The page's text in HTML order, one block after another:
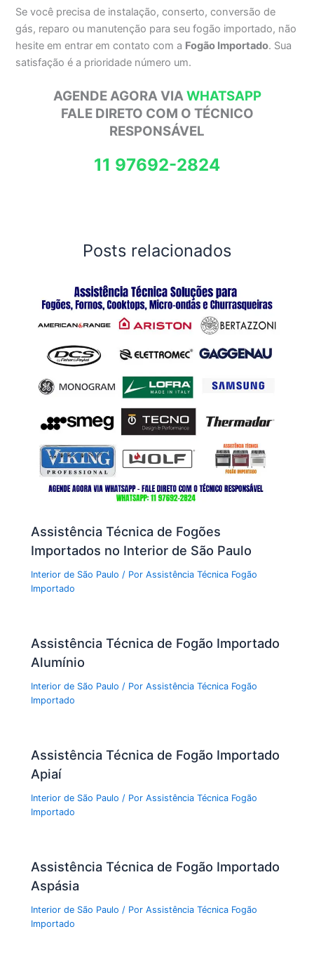
Se você precisa de instalação, conserto, conversão de
gás, reparo ou manutenção para seu fogão importado, não
hesite em entrar em contato com a Fogão Importado. Sua
satisfação é a prioridade número um.
AGENDE AGORA VIAWHATSAPP
FALE DIRETO COM O TÉCNICO
RESPONSÁVEL
11 97692-2824
Posts relacionados
Assistência Técnica de Fogões
Importados no Interior de São Paulo
Interior de São Paulo / PorAssistência Técnica Fogão
Importado
Assistência Técnica de Fogão Importado
Alumínio
Interior de São Paulo / PorAssistência Técnica Fogão
Importado
Assistência Técnica de Fogão Importado
Apiaí
Interior de São Paulo / PorAssistência Técnica Fogão
Importado
Assistência Técnica de Fogão Importado
Aspásia
Interior de São Paulo / PorAssistência Técnica Fogão
Importado